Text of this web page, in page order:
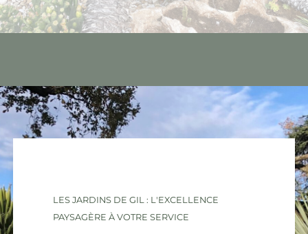
LES JARDINS DE GIL : L'EXCELLENCE
PAYSAGÈRE À VOTRE SERVICE